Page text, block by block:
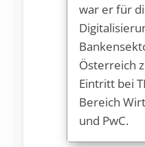
war er für
Öst­erreich
Eintritt bei
Be­reich
und PwC.